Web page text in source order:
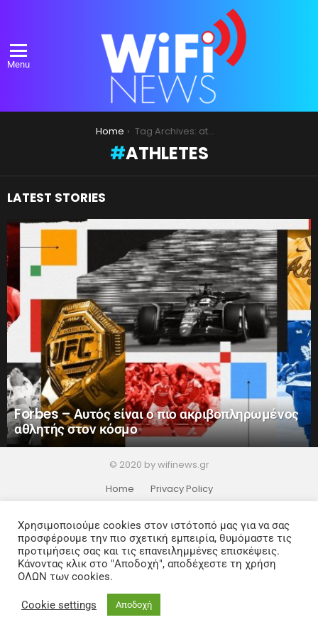
Menu
Home Tag Archives: athletes
ATHLETES
LATEST STORIES
Forbes – Αυτός είναι ο πιο ακριβοπληρωμένος
αθλητής στον κόσμο
© 2020 by wifinews.gr
Home
Privacy Policy
Χρησιμοποιούμε cookies στον ιστότοπό μας για να σας
προσφέρουμε την πιο σχετική εμπειρία, θυμόμαστε τις
προτιμήσεις σας και τις επανειλημμένες επισκέψεις.
Κάνοντας κλικ στο "Αποδοχή", αποδέχεστε τη χρήση
ΟΛΩΝ των cookies.
Cookie settings Αποδοχή